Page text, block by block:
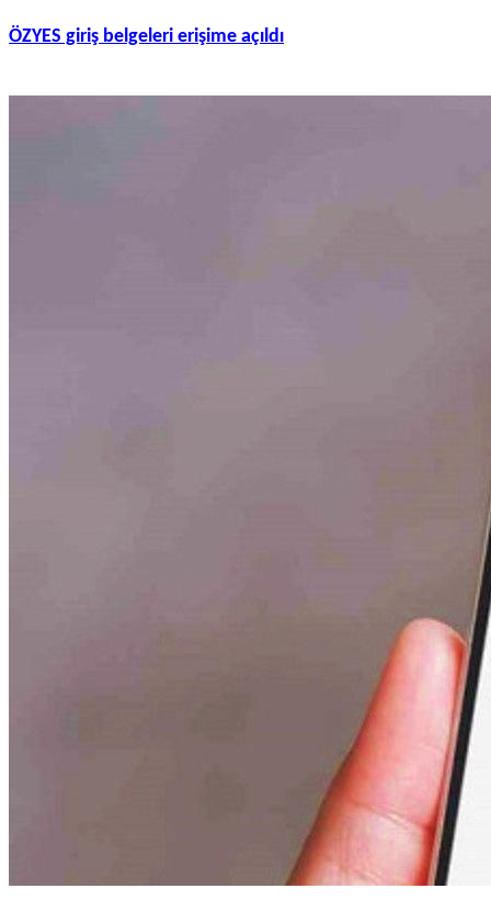
ÖZYES giriş belgeleri erişime açıldı